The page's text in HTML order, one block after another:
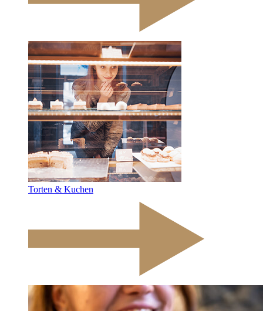
Torten & Kuchen